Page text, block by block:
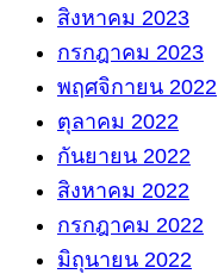
สิงหาคม 2023
กรกฎาคม 2023
พฤศจิกายน 2022
ตุลาคม 2022
กันยายน 2022
สิงหาคม 2022
กรกฎาคม 2022
มิถุนายน 2022